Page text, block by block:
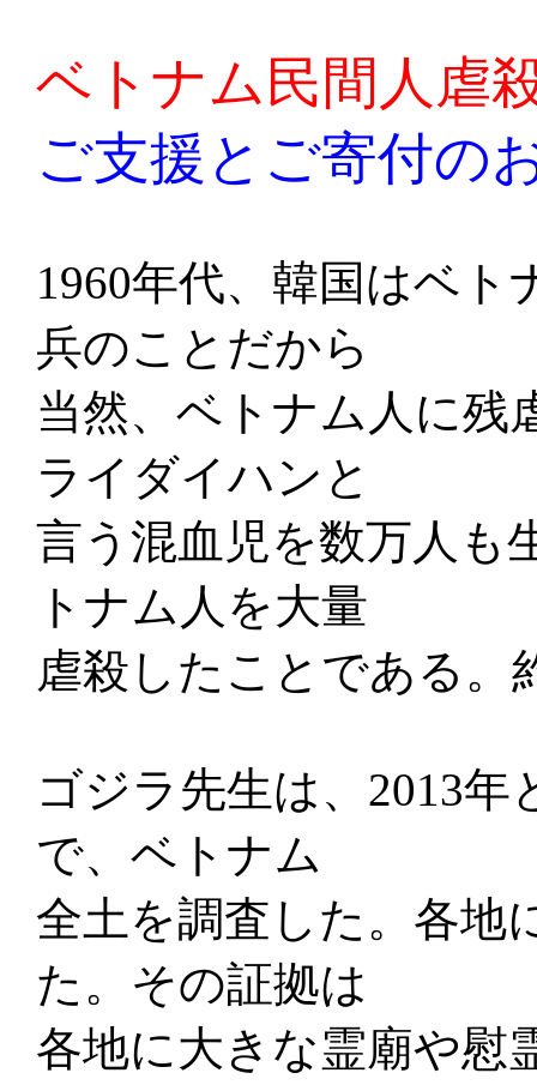
ベトナム民間人虐
ご支援とご寄付の
1960年代、韓国はベト
兵のことだから
当然、ベトナム人に残
ライダイハンと
言う混血児を数万人も
トナム人を大量
虐殺したことである。
ゴジラ先生は、2013年
で、ベトナム
全土を調査した。各地
た。その証拠は
各地に大きな霊廟や慰